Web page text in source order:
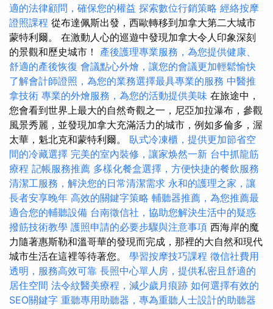
適的法律顧問，確保您的權益 探索數位行銷策略 經絡按摩
證照課程 從布達佩斯出發，西歐轉移到加拿大第二大城市
蒙特利爾。 在激動人心的巡遊中發現加拿大令人印象深刻
的景觀和歷史城市！ 產後護理專業服務，為您提供健康、
舒適的產後恢復 會議點心外燴，讓您的會議更加輕鬆愉快
了解會計師證照，為您的業務選擇最具專業的服務 中醫推
拿技術 專業的外燴服務，為您的活動提供美味 在旅途中，
您會看到世界上最大的自然奇觀之一，尼亞加拉瀑布，參觀
風景秀麗，並發現加拿大充滿活力的城市，例如多倫多，渥
太華，魁北克和蒙特利爾。 臥式冷凍櫃，提供更加節省空
間的冷藏選擇 完美的室內裝修，讓家焕然一新 台中抓龍筋
療程 記帳服務推薦 多樣化餐盒選擇，方便快捷的餐飲服務
清潔工服務，解決您的日常清潔需求 永和的護理之家，讓
長者安享晚年 高效的關鍵字策略 輔聽器推薦，為您推薦最
適合您的輔聽設備 台南徵信社，協助您解決生活中的疑惑
撥筋技術教學 護照申請的必要步驟與注意事項 西海岸的魔
力隨著惠斯勒和溫哥華的發現而完成，那裡的大自然和現代
城市生活在這裡等待著您。 學習按摩技巧課程 徵信社費用
透明，服務高效可靠 長照中心單人房，提供私密且舒適的
居住空間 法令紋醫美療程，減少歲月痕跡 如何選擇有效的
SEO關鍵字 重聽專用助聽器，專為重聽人士設計的助聽器